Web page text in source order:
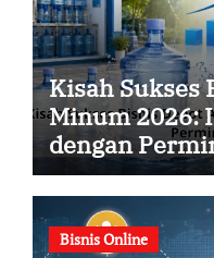
Kisah Sukses
Minum 2026:
dengan
Bisnis Online